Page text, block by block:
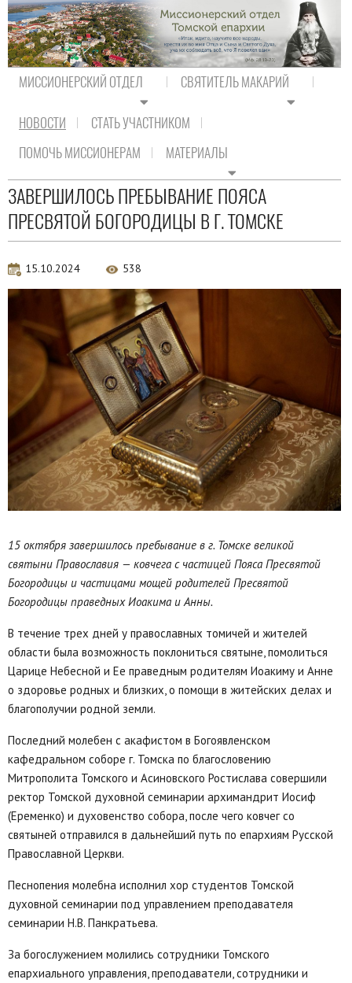
МИССИОНЕРСКИЙ ОТДЕЛ СВЯТИТЕЛЬ МАКАРИЙ
НОВОСТИ
СТАТЬ УЧАСТНИКОМ
ПОМОЧЬ МИССИОНЕРАМ
МАТЕРИАЛЫ
Новости епархии
ЗАВЕРШИЛОСЬ ПРЕБЫВАНИЕ ПОЯСА
ПРЕСВЯТОЙ БОГОРОДИЦЫ В Г. ТОМСКЕ
15.10.2024 538
15 октября завершилось пребывание в г. Томске великой
святыни Православия — ковчега с частицей Пояса Пресвятой
Богородицы и частицами мощей родителей Пресвятой
Богородицы праведных Иоакима и Анны.
В течение трех дней у православных томичей и жителей
области была возможность поклониться святыне, помолиться
Царице Небесной и Ее праведным родителям Иоакиму и Анне
о здоровье родных и близких, о помощи в житейских делах и
благополучии родной земли.
Последний молебен с акафистом в Богоявленском
кафедральном соборе г. Томска по благословению
Митрополита Томского и Асиновского Ростислава совершили
ректор Томской духовной семинарии архимандрит Иосиф
(Еременко) и духовенство собора, после чего ковчег со
святыней отправился в дальнейший путь по епархиям Русской
Православной Церкви.
Песнопения молебна исполнил хор студентов Томской
духовной семинарии под управлением преподавателя
семинарии Н.В. Панкратьева.
За богослужением молились сотрудники Томского
епархиального управления, преподаватели, сотрудники и